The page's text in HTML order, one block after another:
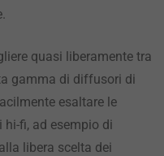
quasi liberamente tra
gamma di diffusori di
esaltare le
fi, ad esempio di
libera scelta dei